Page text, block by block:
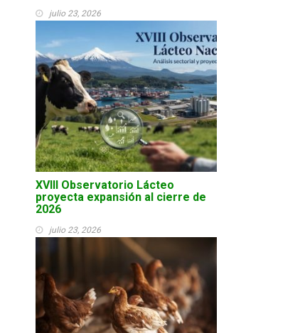
julio 23, 2026
XVIII Observatorio Lácteo
proyecta expansión al cierre de
2026
julio 23, 2026